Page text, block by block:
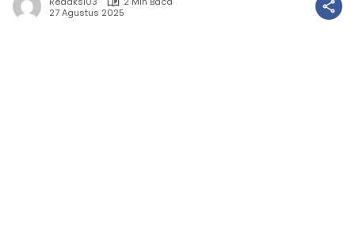
27 Agustus 2025